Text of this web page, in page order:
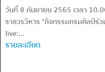
วันที่ 8 กันยายน 2565 เวลา
ราชวรวิหาร "กิจกรรมกรมศิลป์ร่
live:...
รายละเอียด